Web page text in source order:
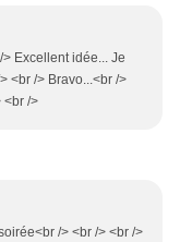
Excellent idée... Je
<br /> Bravo...<br />
<br />
/> <br /> <br />